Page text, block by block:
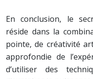
En conclusion, le
réside dans la
pointe, de créativité
approfondie de
d’utiliser des